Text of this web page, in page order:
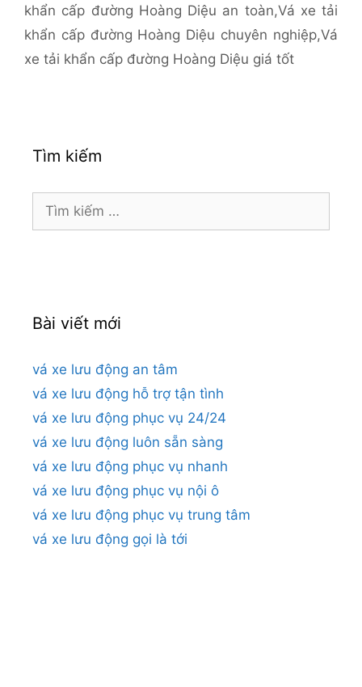
khẩn cấp đường Hoàng Diệu an toàn,Vá xe tải
khẩn cấp đường Hoàng Diệu chuyên nghiệp,Vá
xe tải khẩn cấp đường Hoàng Diệu giá tốt
Tìm kiếm
Tìm
kiếm
Bài viết mới
vá xe lưu động an tâm
vá xe lưu động hỗ trợ tận tình
vá xe lưu động phục vụ 24/24
vá xe lưu động luôn sẵn sàng
vá xe lưu động phục vụ nhanh
vá xe lưu động phục vụ nội ô
vá xe lưu động phục vụ trung tâm
vá xe lưu động gọi là tới